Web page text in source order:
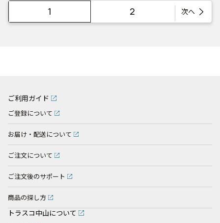
1 2 次へ
ご利用ガイド
ご登録について
お届け・配送について
ご注文について
ご注文後のサポート
商品の探し方
トラスコ中山について